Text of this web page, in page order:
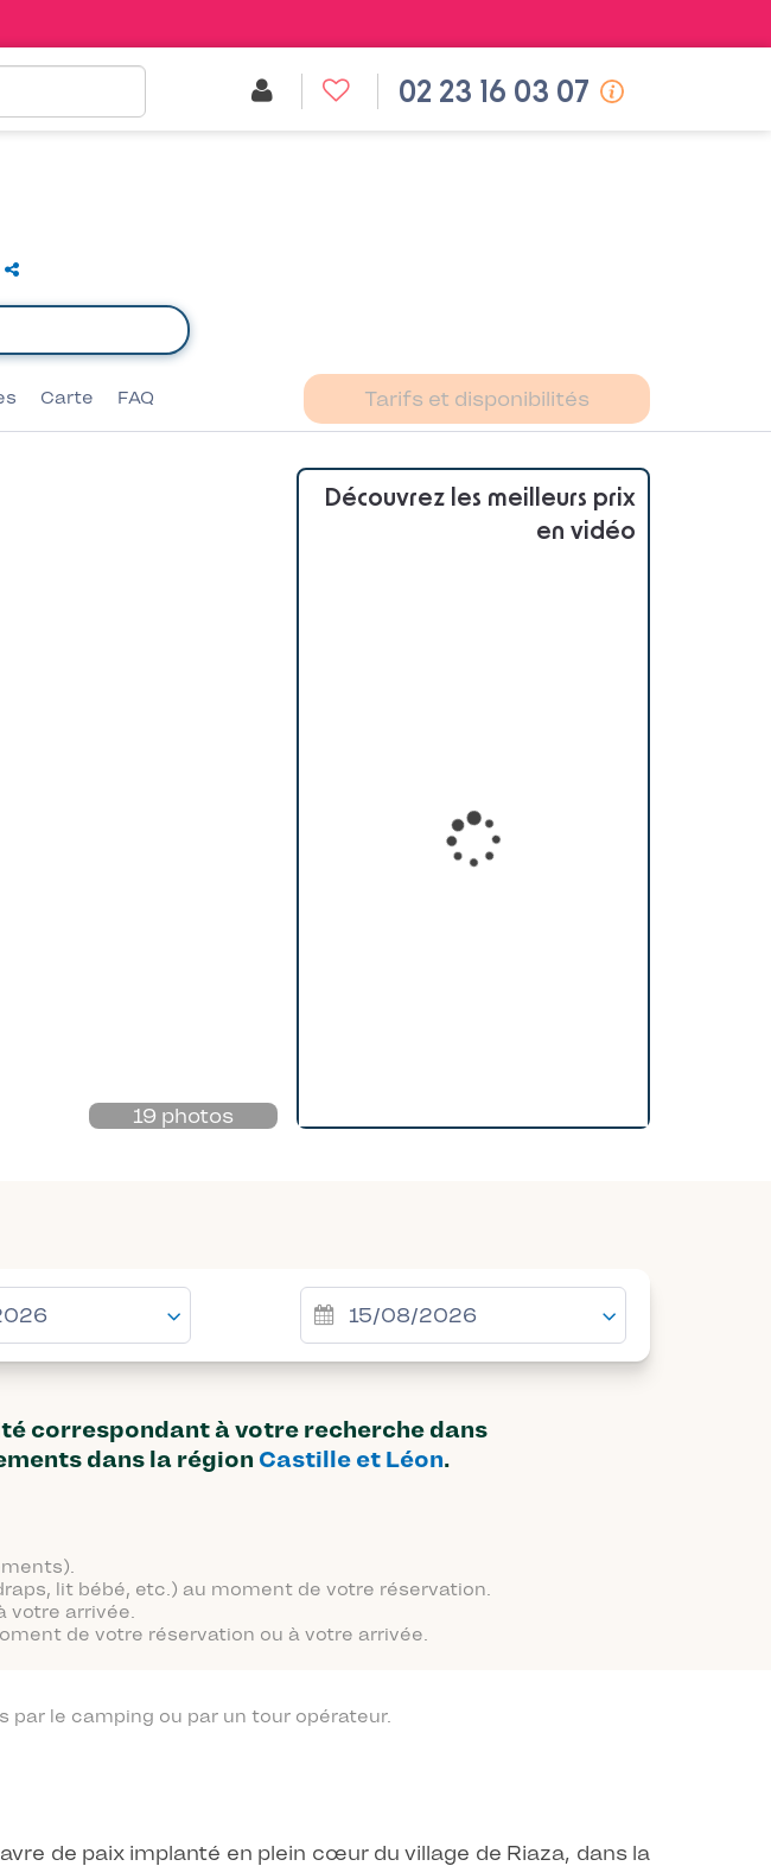
02 23 16 03 07
Carte FAQ Tarifs et disponibilités
19 photos
Découvrez les meilleurs prix
en vidéo
correspondant à votre recherche dans
dans la région Castille et Léon.
lit bébé, etc.) au moment de votre réservation.
votre arrivée.
de votre réservation ou à votre arrivée.
le camping ou par un tour opérateur.
de paix implanté en plein cœur du village de Riaza, dans la